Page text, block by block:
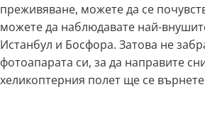
преживяване, можете да се
можете да наблюдавате най-
Истанбул и Босфора. Затова не
фотоапарата си, за да направите
хеликоптерния полет ще се върнете